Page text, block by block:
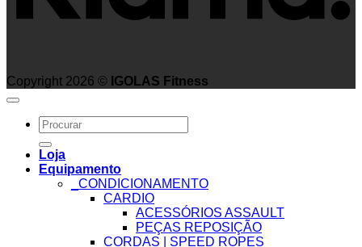
Copyright 2026 © IGOLAS Fitness
Search
for:
Loja
Equipamento
_CONDICIONAMENTO
CARDIO
ACESSÓRIOS ASSAULT
PEÇAS REPOSIÇÃO
CORDAS | SPEED ROPES